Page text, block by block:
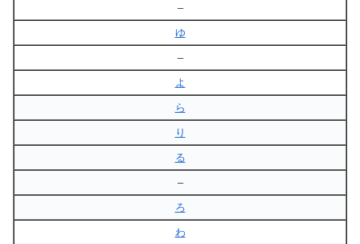
–
ゆ
–
よ
ら
り
る
–
ろ
わ